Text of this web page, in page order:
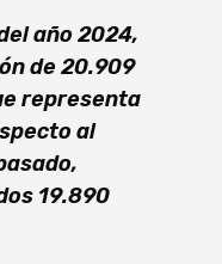
año 2024,
de 20.909
representa
al
19.890